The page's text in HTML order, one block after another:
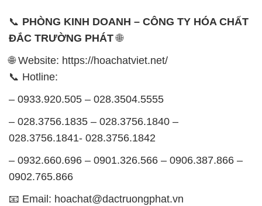
📞 PHÒNG KINH DOANH – CÔNG TY HÓA CHẤT
ĐẮC TRƯỜNG PHÁT🌐
🌐 Website: https://hoachatviet.net/
📞 Hotline:
– 0933.920.505 – 028.3504.5555
– 028.3756.1835 – 028.3756.1840 –
028.3756.1841- 028.3756.1842
– 0932.660.696 – 0901.326.566 – 0906.387.866 –
0902.765.866
📧 Email: hoachat@dactruongphat.vn